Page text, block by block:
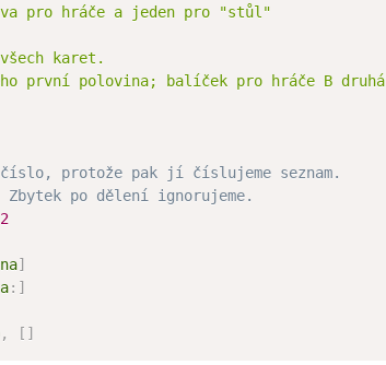
pro hráče a jeden pro "stůl"
karet.
první polovina; balíček pro hráče B druhá
protože pak jí číslujeme seznam.
po dělení ignorujeme.
2
]
: ]
, [ ]